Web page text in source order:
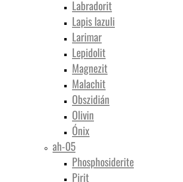
Labradorit
Lapis lazuli
Larimar
Lepidolit
Magnezit
Malachit
Obszidián
Olivin
Ónix
ah-05
Phosphosiderite
Pirit